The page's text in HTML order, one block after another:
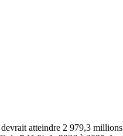
atteindre 2 979,3